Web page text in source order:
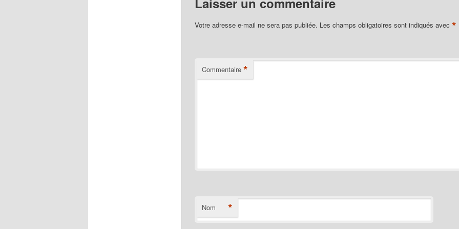
Votre adresse e-mail ne sera pas publiée. Les champs obligatoires sont indiqués avec *
Commentaire *
Nom *